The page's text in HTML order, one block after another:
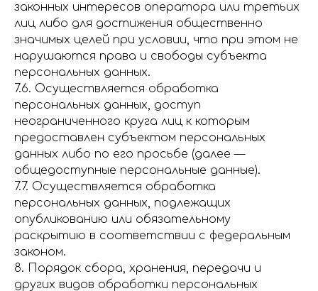
законных интересов оператора или третьих
лиц либо для достижения общественно
значимых целей при условии, что при этом не
нарушаются права и свободы субъекта
персональных данных.
7.6. Осуществляется обработка
персональных данных, доступ
неограниченного круга лиц к которым
предоставлен субъектом персональных
данных либо по его просьбе (далее —
общедоступные персональные данные).
7.7. Осуществляется обработка
персональных данных, подлежащих
опубликованию или обязательному
раскрытию в соответствии с федеральным
законом.
8. Порядок сбора, хранения, передачи и
других видов обработки персональных